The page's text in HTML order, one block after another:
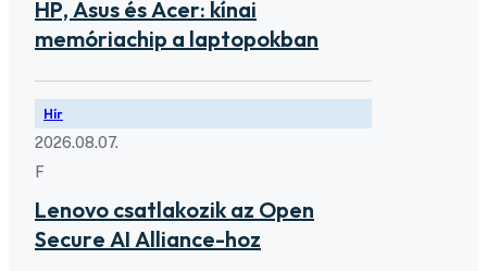
HP, Asus és Acer: kínai
memóriachip a laptopokban
Hír
2026.08.07.
F
Lenovo csatlakozik az Open
Secure AI Alliance-hoz